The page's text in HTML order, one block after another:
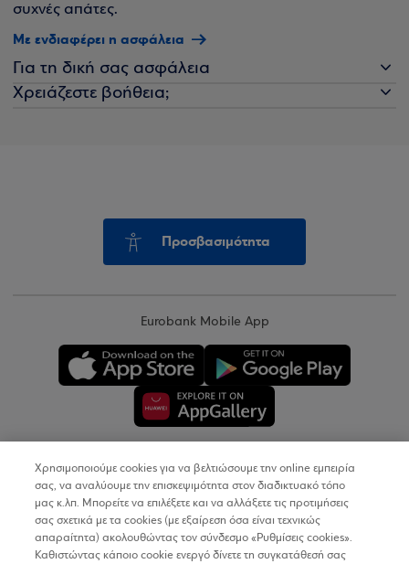
συχνές απάτες.
Με ενδιαφέρει η ασφάλεια
Για τη δική σας ασφάλεια
Χρειάζεστε βοήθεια;
Προσβασιμότητα
Eurobank Mobile App
Copyright © 2026
Όροι Χρήσης
Χρησιμοποιούμε cookies για να βελτιώσουμε την online εμπειρία
σας, να αναλύουμε την επισκεψιμότητα στον διαδικτυακό τόπο
μας κ.λπ. Μπορείτε να επιλέξετε και να αλλάξετε τις προτιμήσεις
σας σχετικά με τα cookies (με εξαίρεση όσα είναι τεχνικώς
απαραίτητα) ακολουθώντας τον σύνδεσμο «Ρυθμίσεις cookies».
Καθιστώντας κάποιο cookie ενεργό δίνετε τη συγκατάθεσή σας